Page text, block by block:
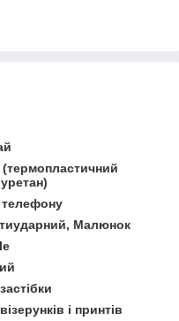
Малюнок
і принтів